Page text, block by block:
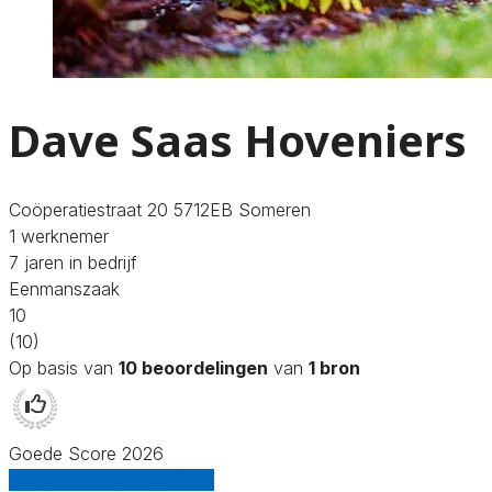
Dave Saas Hoveniers
Coöperatiestraat 20 5712EB Someren
1 werknemer
7 jaren in bedrijf
Eenmanszaak
10
(10)
Op basis van 10 beoordelingen van 1 bron
Goede Score 2026